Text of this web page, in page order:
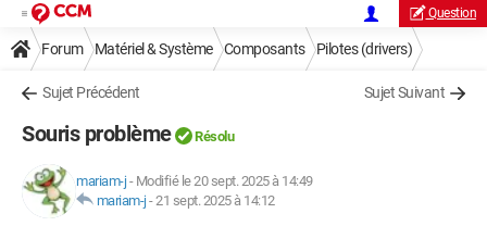
Question
Forum Matériel & Système Composants Pilotes (drivers)
Sujet Précédent Sujet Suivant
Souris problème Résolu
mariam-j - Modifié le 20 sept. 2025 à 14:49
mariam-j -21 sept. 2025 à 14:12